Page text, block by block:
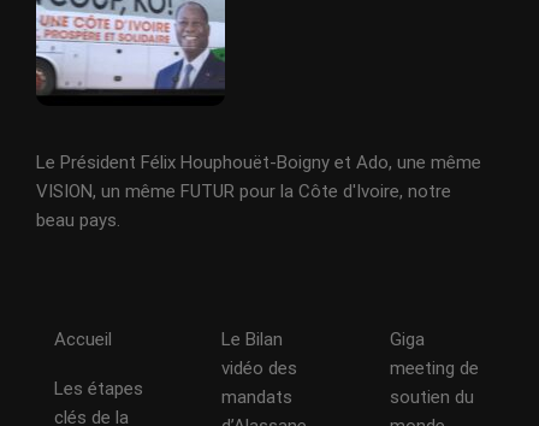
Le Président Félix Houphouët-Boigny et Ado, une même
VISION, un même FUTUR pour la Côte d'Ivoire, notre
beau pays.
Accueil
Les étapes
clés de la
Le Bilan
vidéo des
mandats
Giga
meeting de
soutien du